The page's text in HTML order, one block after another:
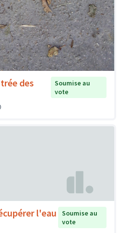
des
Soumise au
vote
l'eau
Soumise au
vote